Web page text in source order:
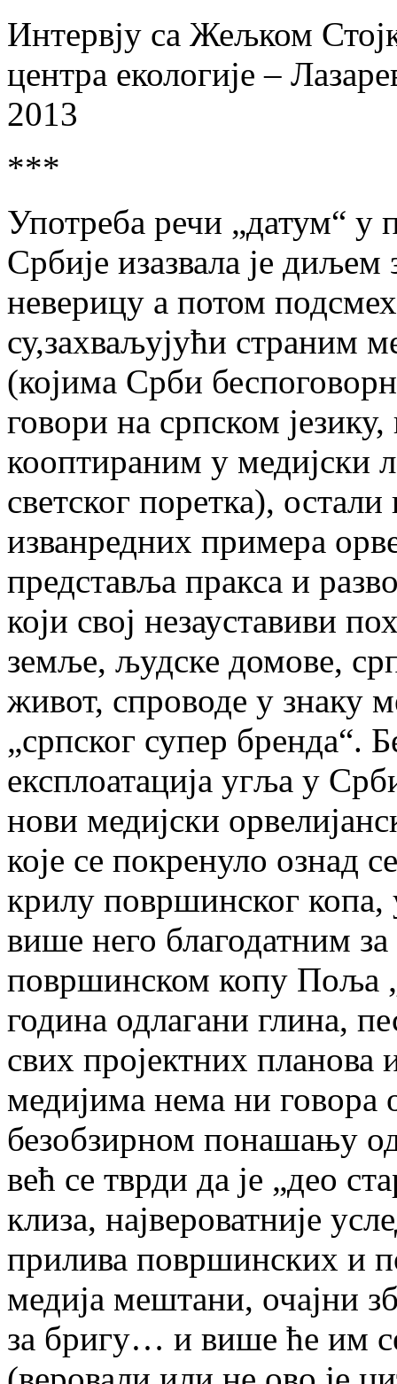
Интервју са Жељком
центра екологије –
2013
***
Употреба речи „датум“ у
Србије изазвала је диљем
неверицу а потом
су,захваљујући страним
(којима Срби
говори на српском
кооптираним у медијски
светског поретка),
изванредних примера
представља пракса и
који свој незауставиви
земље, људске домове,
живот, спроводе у знаку
„српског супер бренда“.
експлоатација угља у
нови медијски
које се покренуло ознад
крилу површинског
више него благодатним
површинском копу Поља
година одлагани глина,
свих пројектних планова
медијима нема ни
безобзирном понашању
већ се тврди да је „део
клиза, највероватније
прилива површинских и
медија мештани, очајни
за бригу… и више ће им